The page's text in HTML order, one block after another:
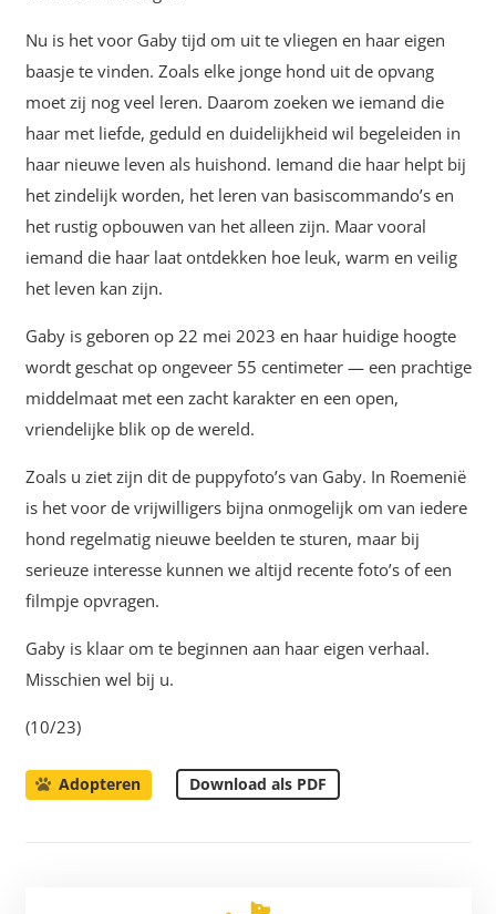
Nu is het voor Gaby tijd om uit te vliegen en haar eigen
baasje te vinden. Zoals elke jonge hond uit de opvang
moet zij nog veel leren. Daarom zoeken we iemand die
haar met liefde, geduld en duidelijkheid wil begeleiden in
haar nieuwe leven als huishond. Iemand die haar helpt bij
het zindelijk worden, het leren van basiscommando’s en
het rustig opbouwen van het alleen zijn. Maar vooral
iemand die haar laat ontdekken hoe leuk, warm en veilig
het leven kan zijn.
Gaby is geboren op 22 mei 2023 en haar huidige hoogte
wordt geschat op ongeveer 55 centimeter — een prachtige
middelmaat met een zacht karakter en een open,
vriendelijke blik op de wereld.
Zoals u ziet zijn dit de puppyfoto’s van Gaby. In Roemenië
is het voor de vrijwilligers bijna onmogelijk om van iedere
hond regelmatig nieuwe beelden te sturen, maar bij
serieuze interesse kunnen we altijd recente foto’s of een
filmpje opvragen.
Gaby is klaar om te beginnen aan haar eigen verhaal.
Misschien wel bij u.
(10/23)
Adopteren Download als PDF